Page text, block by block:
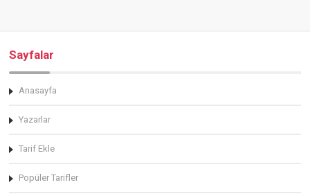
Sayfalar
Anasayfa
Yazarlar
Tarif Ekle
Popüler Tarifler